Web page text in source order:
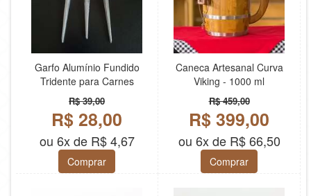
Garfo Alumínio Fundido
Tridente para Carnes
R$ 39,00
R$ 28,00
ou 6x de R$ 4,67
Comprar
Caneca Artesanal Curva
Viking - 1000 ml
R$ 459,00
R$ 399,00
ou 6x de R$ 66,50
Comprar